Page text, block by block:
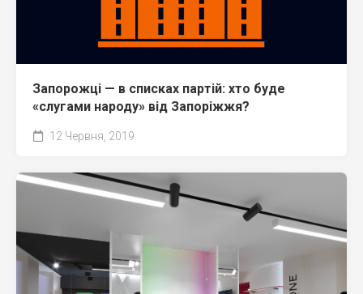
Запорожці — в списках партій: хто буде
«слугами народу» від Запоріжжя?
12 Червня, 2019